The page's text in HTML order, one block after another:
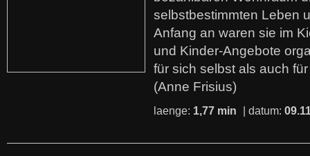
selbstbestimmten Leben
Anfang an waren sie im
und Kinder-Angebote
für sich selbst als auch
(Anne Frisius)
laenge: 1,77 min | datum: